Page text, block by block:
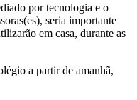
por tecnologia e o
seria importante
em casa, durante as
a partir de amanhã,